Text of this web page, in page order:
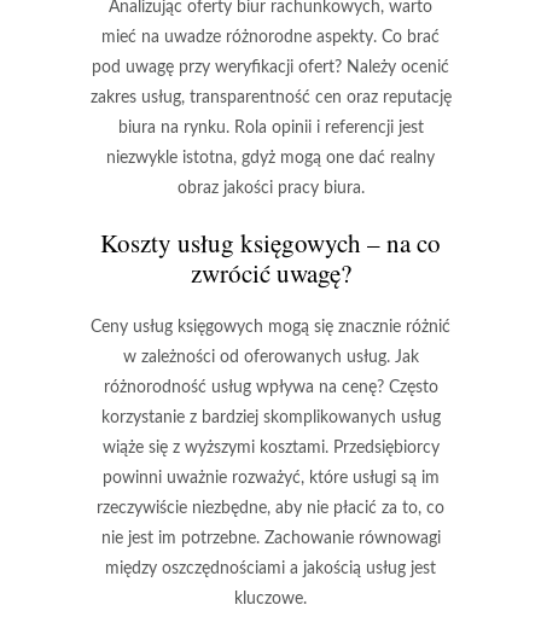
Analizując oferty biur rachunkowych, warto
mieć na uwadze różnorodne aspekty. Co brać
pod uwagę przy weryfikacji ofert? Należy ocenić
zakres usług, transparentność cen oraz reputację
biura na rynku. Rola opinii i referencji jest
niezwykle istotna, gdyż mogą one dać realny
obraz jakości pracy biura.
Koszty usług księgowych – na co
zwrócić uwagę?
Ceny usług księgowych mogą się znacznie różnić
w zależności od oferowanych usług. Jak
różnorodność usług wpływa na cenę? Często
korzystanie z bardziej skomplikowanych usług
wiąże się z wyższymi kosztami. Przedsiębiorcy
powinni uważnie rozważyć, które usługi są im
rzeczywiście niezbędne, aby nie płacić za to, co
nie jest im potrzebne. Zachowanie równowagi
między oszczędnościami a jakością usług jest
kluczowe.